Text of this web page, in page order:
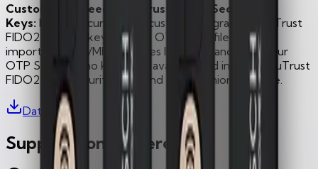
Custom OTP Seed for uTrust FIDO2 Security
Keys: Hirsch Secure offers custom-programmed uTrust
FIDO2 security keys with an OTP Seed file for easy
import into IAM/MFA services like Okta and DUO. Our
OTP Seed Demo Kit is now available and includes 5 uTrust
FIDO2 NFC Security Keys and a companion seed file.
Datenblatt
Support kontaktieren